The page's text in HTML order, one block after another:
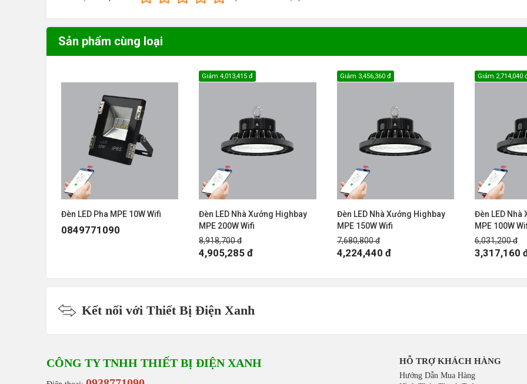
Sản phẩm cùng loại
Đèn LED Pha MPE 10W Wifi
0849771090
Đèn LED Nhà Xưởng Highbay
MPE 200W Wifi
8,918,700 đ
Giảm 4,013,415 đ
4,905,285 đ
Đèn LED Nhà Xưởng Highbay
MPE 150W Wifi
7,680,800 đ
Giảm 3,456,360 đ
4,224,440 đ
Đèn LED Nhà
MPE 100W
6,031,200 đ
Giảm 2,714,040
3,317,160
Kết nối với Thiết Bị Điện Xanh
CÔNG TY TNHH THIẾT BỊ ĐIỆN XANH HỖ TRỢ KHÁCH HÀNG
Hướng Dẫn Mua Hàng